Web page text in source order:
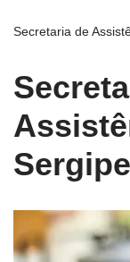
Secretaria de
Sergipe